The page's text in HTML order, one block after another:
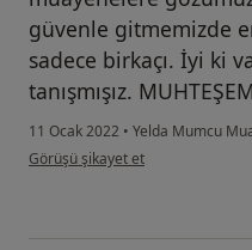
güvenle gitmemizde
sadece birkaçı. İyi ki
tanışmışız.
11 Ocak 2022 • Yelda Mumcu
kullanıcının görüşüne göre da...t
Görüşü şikayet et